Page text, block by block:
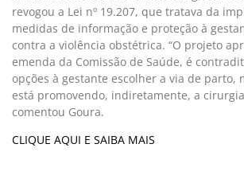
revogou a Lei nº 19.207, que tratava da
medidas de informação e proteção à
contra a violência obstétrica. “O projeto
emenda da Comissão de Saúde, é
opções à gestante escolher a via de parto,
está promovendo, indiretamente, a
comentou Goura.
CLIQUE AQUI E SAIBA MAIS